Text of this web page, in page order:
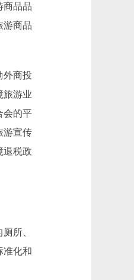
商品品
游商品
商投
旅游业
会的平
游宣传
退税政
所、
准化和